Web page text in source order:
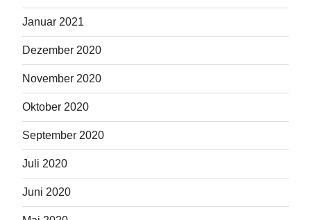
Januar 2021
Dezember 2020
November 2020
Oktober 2020
September 2020
Juli 2020
Juni 2020